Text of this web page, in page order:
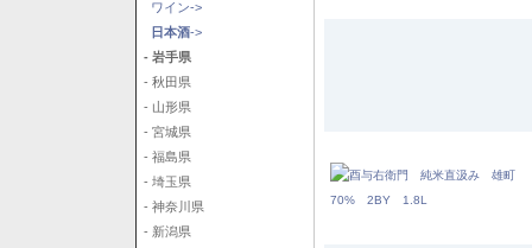
ワイン->
日本酒->
- 岩手県
- 秋田県
- 山形県
- 宮城県
- 福島県
- 埼玉県
- 神奈川県
- 新潟県